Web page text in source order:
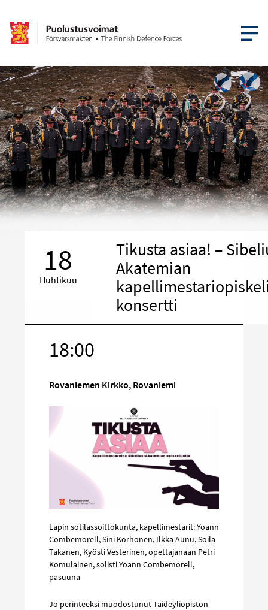
AVAA
18
Huhtikuu
Tikusta asiaa! –
Akatemian
konsertti
18:00
Rovaniemen Kirkko, Rovaniemi
Lapin sotilassoittokunta, kapellimestarit: Yoann
Combemorell, Sini Korhonen, Ilkka Aunu, Soila
Takanen, Kyösti Vesterinen, opettajanaan Petri
Komulainen, solisti Yoann Combemorell,
pasuuna
Jo perinteeksi muodostunut Taideyliopiston